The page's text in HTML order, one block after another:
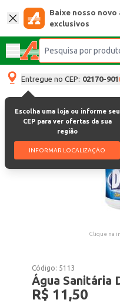
Baixe nosso novo
exclusivos
Entregue no CEP: 02170-901
Escolha uma loja ou informe seu
CEP para ver ofertas da sua
região
INFORMAR LOCALIZAÇÃO
Clique na
Código: 5113
Água Sanitária
R$ 11,50